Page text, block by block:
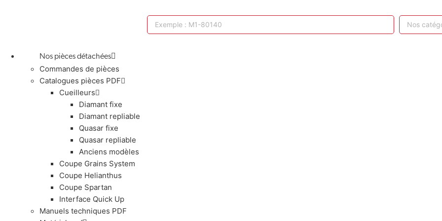
Nos pièces détachées
Commandes de pièces
Catalogues pièces PDF
Cueilleurs
Diamant fixe
Diamant repliable
Quasar fixe
Quasar repliable
Anciens modèles
Coupe Grains System
Coupe Helianthus
Coupe Spartan
Interface Quick Up
Manuels techniques PDF